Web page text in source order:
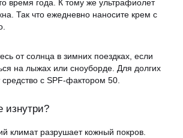
время года. К тому же ультрафиолет
Так что ежедневно наносите крем с
от солнца в зимних поездках, если
на лыжах или сноуборде. Для долгих
средство с SPF-фактором 50.
изнутри?
климат разрушает кожный покров.